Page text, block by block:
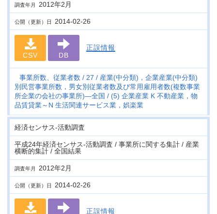
調査年月 2012年2月
公開（更新）日 2014-02-26
CSV DB
正誤情報
事業所数、従業者数 27
産業(中分類)，企業産業(中分類)
別民営事業所数，男女別従業者数及び常用雇用者数(複数事業
所企業の会社の事業所)―全国
(5) 企業産業 K 不動産業，物
品賃貸業～N 生活関連サービス業，娯楽業
経済センサス‐活動調査
平成24年経済センサス‐活動調査 / 事業所に関する集計 / 産業
横断的集計 / 全国結果
調査年月 2012年2月
公開（更新）日 2014-02-26
正誤情報